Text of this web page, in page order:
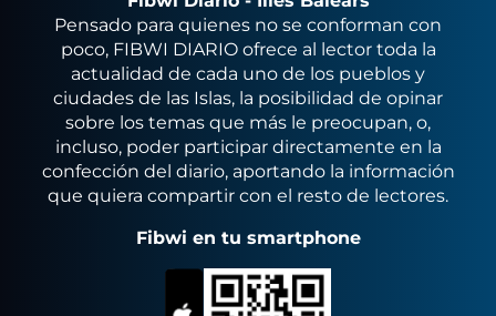
Pensado para quienes no se conforman con
poco, FIBWI DIARIO ofrece al lector toda la
actualidad de cada uno de los pueblos y
ciudades de las Islas, la posibilidad de opinar
sobre los temas que más le preocupan, o,
incluso, poder participar directamente en la
confección del diario, aportando la información
que quiera compartir con el resto de lectores.
Fibwi en tu smartphone